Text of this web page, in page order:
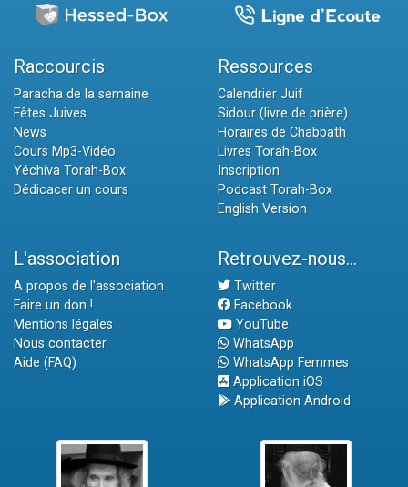
Raccourcis
Paracha de la semaine
Fêtes Juives
News
Cours Mp3-Vidéo
Yéchiva Torah-Box
Dédicacer un cours
Ressources
Calendrier Juif
Sidour (livre de prière)
Horaires de Chabbath
Livres Torah-Box
Inscription
Podcast Torah-Box
English Version
L'association
A propos de l'association
Faire un don !
Mentions légales
Nous contacter
Aide (FAQ)
Retrouvez-nous...
Twitter
Facebook
YouTube
WhatsApp
WhatsApp Femmes
Application iOS
Application Android